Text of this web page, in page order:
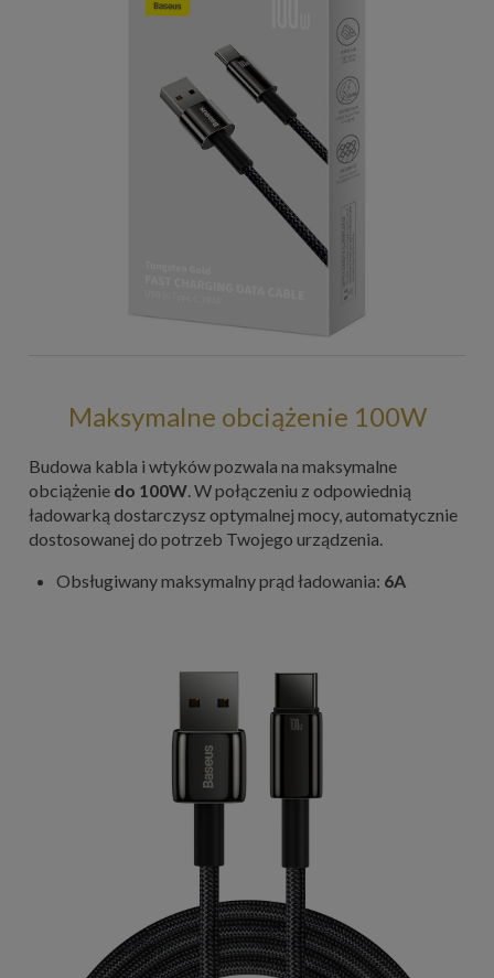
Maksymalne obciążenie 100W
Budowa kabla i wtyków pozwala na maksymalne
obciążenie do 100W . W połączeniu z odpowiednią
ładowarką dostarczysz optymalnej mocy, automatycznie
dostosowanej do potrzeb Twojego urządzenia.
Obsługiwany maksymalny prąd ładowania: 6A